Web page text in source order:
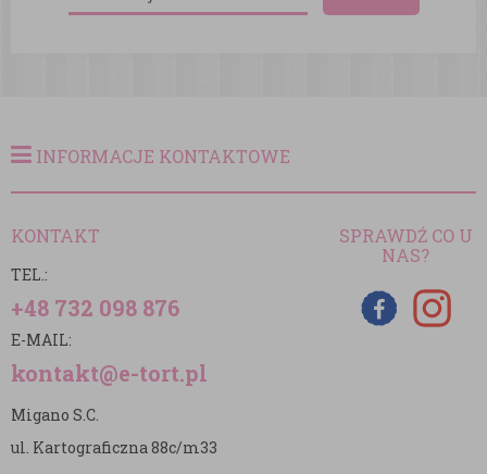
INFORMACJE KONTAKTOWE
KONTAKT
TEL.:
+48 732 098 876
E-MAIL:
kontakt@e-tort.pl
Migano S.C.
ul. Kartograficzna 88c/m33
SPRAWDŹ CO U
NAS?